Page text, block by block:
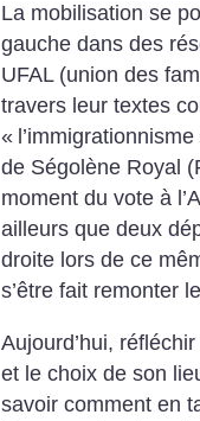
La mobilisation se
gauche dans des
UFAL (union des
travers leur textes
« l’immigrationnisme
de Ségolène Royal
moment du vote à
ailleurs que deux
droite lors de ce
s’être fait remonter
Aujourd’hui,
et le choix de son
savoir comment en